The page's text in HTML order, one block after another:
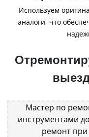
Используем
аналоги, что
Мастер по
инструментами
ремонт при